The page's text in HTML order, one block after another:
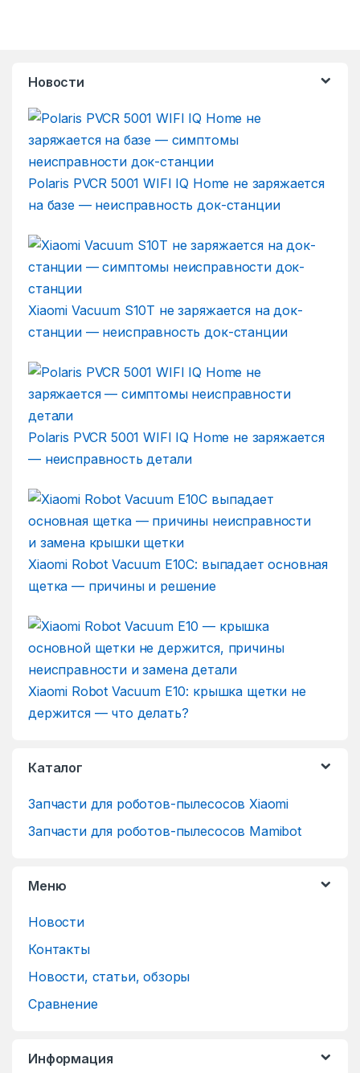
Новости
Polaris PVCR 5001 WIFI IQ Home не заряжается
на базе — неисправность док-станции
Xiaomi Vacuum S10T не заряжается на док-
станции — неисправность док-станции
Polaris PVCR 5001 WIFI IQ Home не заряжается
— неисправность детали
Xiaomi Robot Vacuum E10C: выпадает основная
щетка — причины и решение
Xiaomi Robot Vacuum E10: крышка щетки не
держится — что делать?
Каталог
Запчасти для роботов-пылесосов Xiaomi
Запчасти для роботов-пылесосов Mamibot
Меню
Новости
Контакты
Новости, статьи, обзоры
Сравнение
Информация